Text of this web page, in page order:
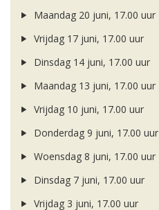
Maandag 20 juni, 17.00 uur
Vrijdag 17 juni, 17.00 uur
Dinsdag 14 juni, 17.00 uur
Maandag 13 juni, 17.00 uur
Vrijdag 10 juni, 17.00 uur
Donderdag 9 juni, 17.00 uur
Woensdag 8 juni, 17.00 uur
Dinsdag 7 juni, 17.00 uur
Vrijdag 3 juni, 17.00 uur